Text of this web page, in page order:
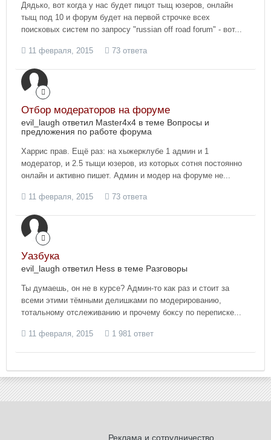
Дядько, вот когда у нас будет пицот тыщ юзеров, онлайн
тыщ под 10 и форум будет на первой строчке всех
поисковых систем по запросу "russian off road forum" - вот...
11 февраля, 2015 73 ответа
Отбор модераторов на форуме
evil_laugh ответил Master4x4 в теме Вопросы и
предложения по работе форума
Харрис прав. Ещё раз: на хыжерклубе 1 админ и 1
модератор, и 2.5 тыщи юзеров, из которых сотня постоянно
онлайн и активно пишет. Админ и модер на форуме не...
11 февраля, 2015 73 ответа
Уазбука
evil_laugh ответил Hess в теме Разговоры
Ты думаешь, он не в курсе? Админ-то как раз и стоит за
всеми этими тёмными делишками по модерированию,
тотальному отслеживанию и прочему боксу по переписке...
11 февраля, 2015 1 981 ответ
Реклама и сотрудничество